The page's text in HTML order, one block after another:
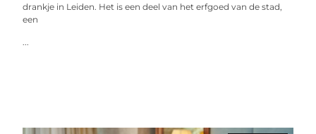
drankje in Leiden. Het is een deel van het erfgoed van de stad,
een
...